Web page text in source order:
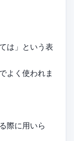
は」という表
よく使われま
際に用いら